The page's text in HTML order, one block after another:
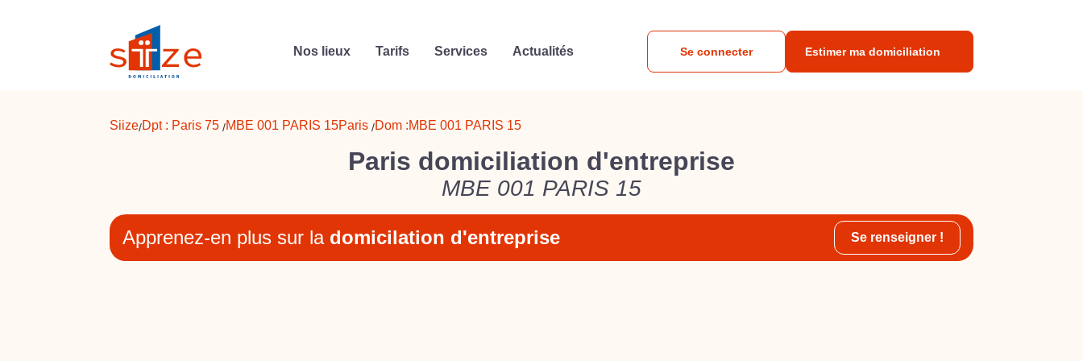
Nos lieux Tarifs Services Actualités Se connecter Estimer ma domiciliation
Siize/Dpt : Paris 75 /MBE 001 PARIS 15Paris /Dom :MBE 001 PARIS 15
Paris domiciliation d'entreprise
MBE 001 PARIS 15
Apprenez-en plus sur la domicilation d'entreprise Se renseigner !